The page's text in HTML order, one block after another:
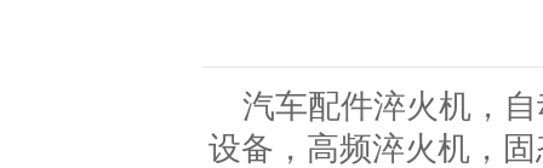
汽车配件淬火机，
设备，高频淬火机，